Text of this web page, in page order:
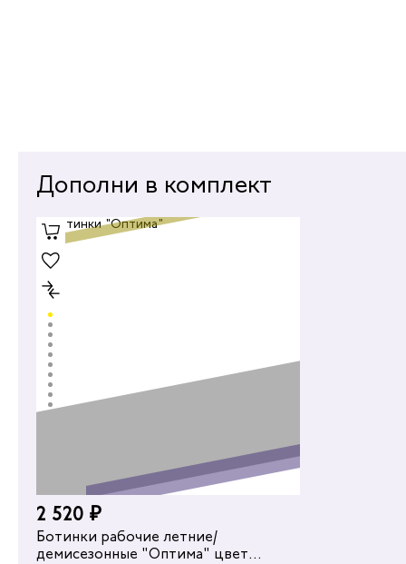
Дополни в комплект
2 520 ₽
Ботинки рабочие летние/
демисезонные "Оптима" цвет